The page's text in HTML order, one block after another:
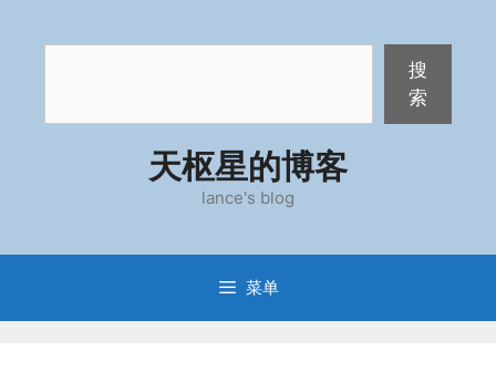
搜
索
天枢星的博客
lance's blog
菜单